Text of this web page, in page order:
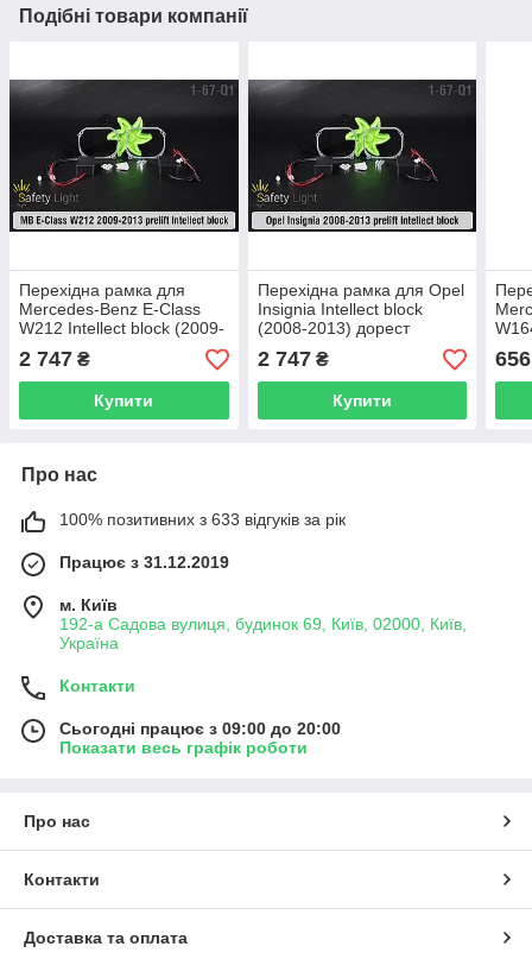
Подібні товари компанії
Перехідна рамка для
Mercedes-Benz E-Class
W212 Intellect block (2009-
2013) дорест
2 747 ₴
Купити
Перехідна рамка для Opel
Insignia Intellect block
(2008-2013) дорест
2 747₴
Купити
656
Про нас
100% позитивних з 633 відгуків за рік
Працює з 31.12.2019
м. Київ
192-а Садова вулиця, будинок 69, Київ, 02000, Київ,
Україна
Контакти
Сьогодні працює з 09:00 до 20:00
Показати весь графік роботи
Про нас
Контакти
Доставка та оплата